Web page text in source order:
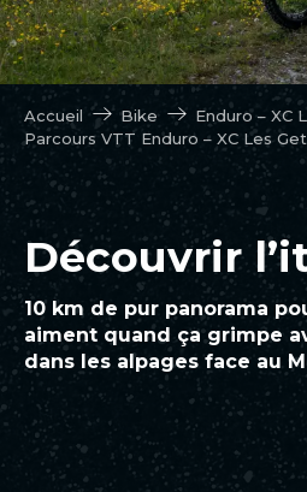
Accueil Bike
Enduro – XC
Parcours VTT Enduro – XC Les
Découvrir
10 km de pur panorama
aiment quand ça grimpe
dans les alpages face au